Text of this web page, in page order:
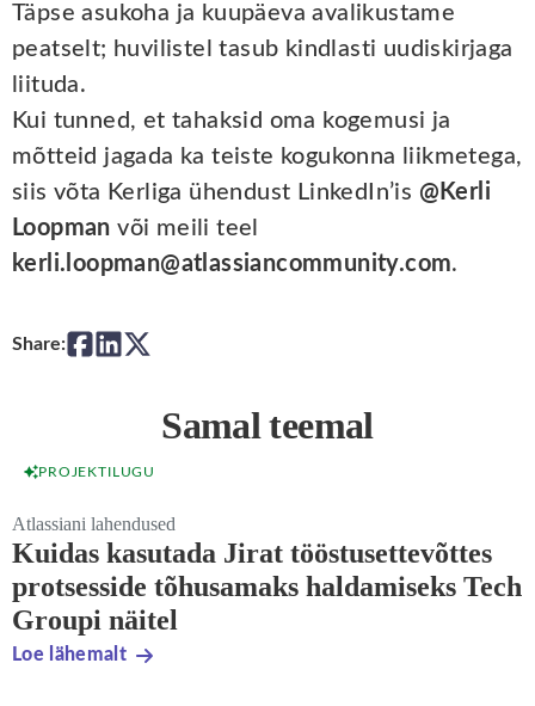
Täpse asukoha ja kuupäeva avalikustame
peatselt; huvilistel tasub kindlasti uudiskirjaga
liituda.
Kui tunned, et tahaksid oma kogemusi ja
mõtteid jagada ka teiste kogukonna liikmetega,
siis võta Kerliga ühendust LinkedIn’is @Kerli
Loopman või meili teel
kerli.loopman@atlassiancommunity.com.
Share:
Samal teemal
PROJEKTILUGU
Atlassiani lahendused
Kuidas kasutada Jirat tööstusettevõttes
protsesside tõhusamaks haldamiseks Tech
Groupi näitel
Loe lähemalt